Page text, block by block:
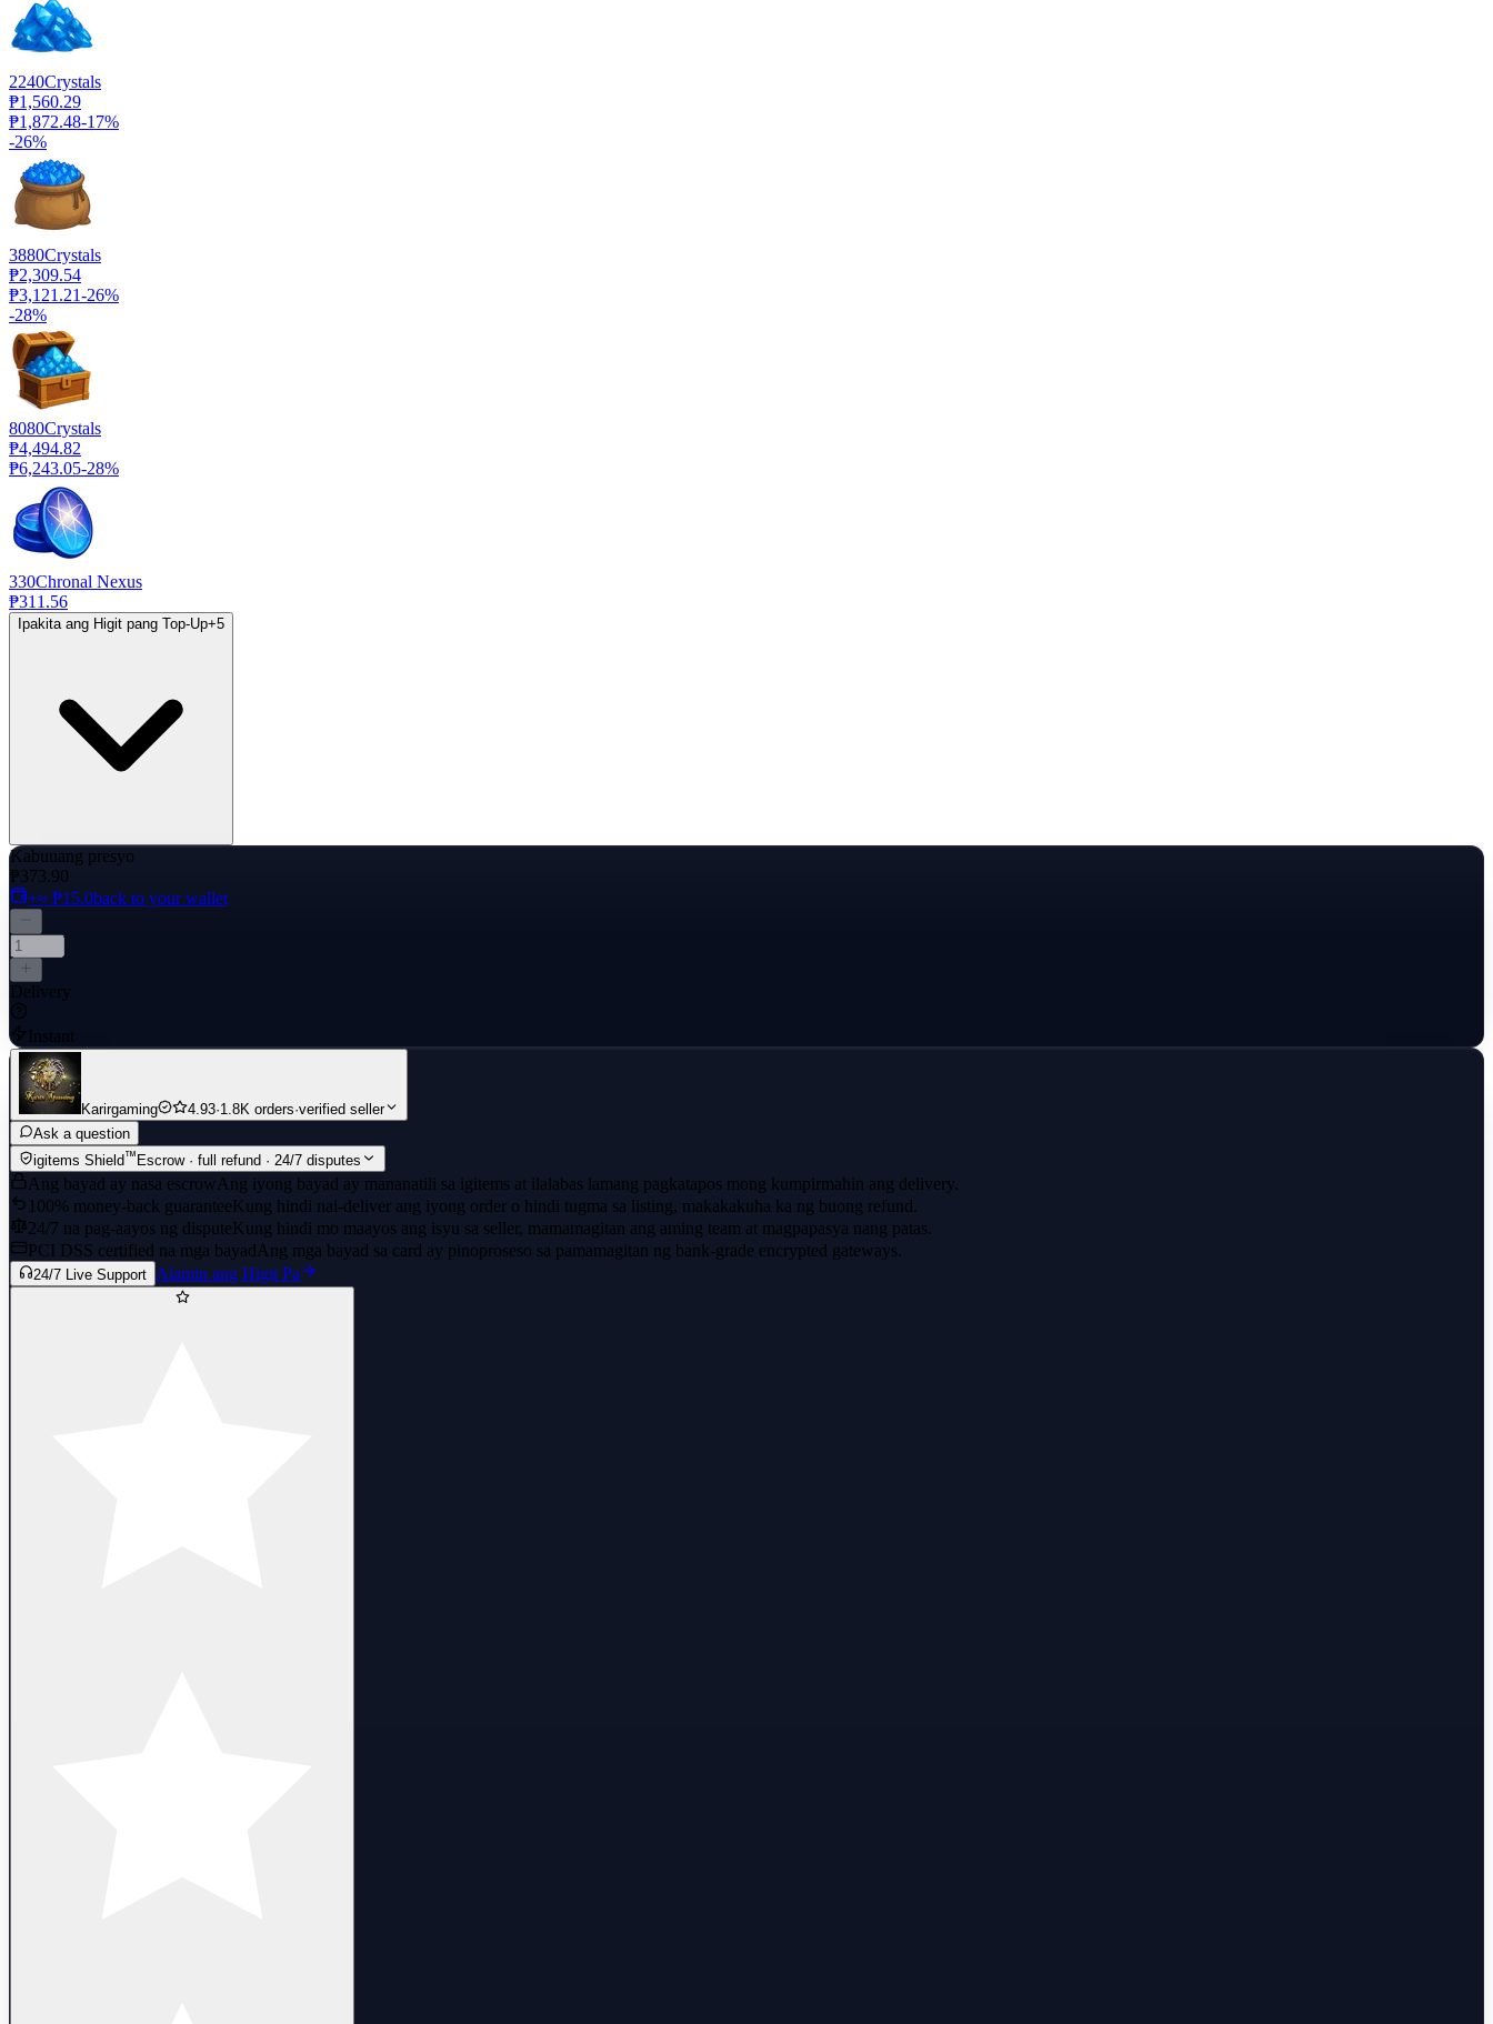
2240Crystals
₱1,560.29
₱1,872.48-17%
-26%
3880Crystals
₱2,309.54
₱3,121.21-26%
-28%
8080Crystals
₱4,494.82
₱6,243.05-28%
330Chronal Nexus
₱311.56
Ipakita ang Higit pang Top-Up+5
Kabuuang presyo
₱373.90
+≈ ₱15.0back to your wallet
Delivery
Instant
Karirgaming 4.93·1.8K orders·verified seller
Ask a question
igitems Shield™ Escrow · full refund · 24/7 disputes
Ang bayad ay nasa escrowAng iyong bayad ay mananatili sa igitems at ilalabas lamang pagkatapos mong kumpirmahin ang delivery.
100% money-back guaranteeKung hindi nai-deliver ang iyong order o hindi tugma sa listing, makakakuha ka ng buong refund.
24/7 na pag-aayos ng disputeKung hindi mo maayos ang isyu sa seller, mamamagitan ang aming team at magpapasya nang patas.
PCI DSS certified na mga bayadAng mga bayad sa card ay pinoproseso sa pamamagitan ng bank-grade encrypted gateways.
24/7 Live Support Alamin ang Higit Pa